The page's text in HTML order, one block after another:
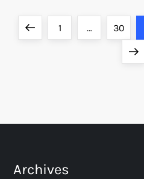
p
PreviousPage
1 … Page
30
Next
Archives